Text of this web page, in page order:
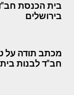
בית הכנסת
בירושלים
מכתב תודה על
חב"ד לבנות